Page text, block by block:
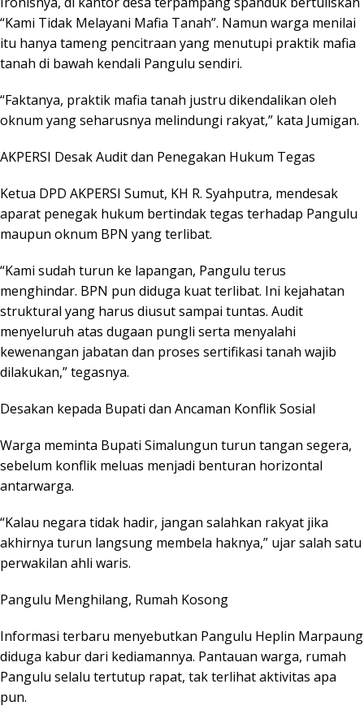
“Kami Tidak Melayani Mafia Tanah”. Namun warga menilai
itu hanya tameng pencitraan yang menutupi praktik mafia
tanah di bawah kendali Pangulu sendiri.
“Faktanya, praktik mafia tanah justru dikendalikan oleh
oknum yang seharusnya melindungi rakyat,” kata Jumigan.
AKPERSI Desak Audit dan Penegakan Hukum Tegas
Ketua DPD AKPERSI Sumut, KH R. Syahputra, mendesak
aparat penegak hukum bertindak tegas terhadap Pangulu
maupun oknum BPN yang terlibat.
“Kami sudah turun ke lapangan, Pangulu terus
menghindar. BPN pun diduga kuat terlibat. Ini kejahatan
struktural yang harus diusut sampai tuntas. Audit
menyeluruh atas dugaan pungli serta menyalahi
kewenangan jabatan dan proses sertifikasi tanah wajib
dilakukan,” tegasnya.
Desakan kepada Bupati dan Ancaman Konflik Sosial
Warga meminta Bupati Simalungun turun tangan segera,
sebelum konflik meluas menjadi benturan horizontal
antarwarga.
“Kalau negara tidak hadir, jangan salahkan rakyat jika
akhirnya turun langsung membela haknya,” ujar salah satu
perwakilan ahli waris.
Pangulu Menghilang, Rumah Kosong
Informasi terbaru menyebutkan Pangulu Heplin Marpaung
diduga kabur dari kediamannya. Pantauan warga, rumah
Pangulu selalu tertutup rapat, tak terlihat aktivitas apa
pun.